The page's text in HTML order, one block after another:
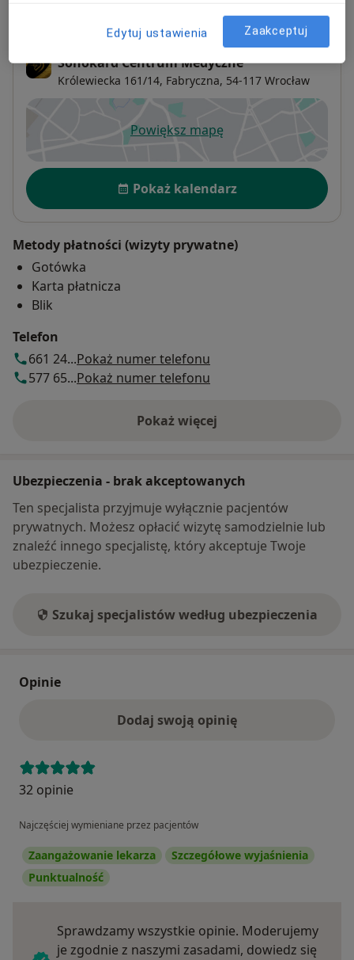
Sonokard Centrum Medyczne
Królewiecka 161/14, Fabryczna, 54-117 Wrocław
Powiększ mapęotwiera się w nowej karcie
Dostępność
Pokaż kalendarz
Metody płatności (wizyty prywatne)
Gotówka
Karta płatnicza
Blik
Telefon
661 24...Pokaż numer telefonu
577 65...Pokaż numer telefonu
Pokaż więcej
o adresie
Ubezpieczenia - brak akceptowanych
Ten specjalista przyjmuje wyłącznie pacjentów
prywatnych. Możesz opłacić wizytę samodzielnie lub
znaleźć innego specjalistę, który akceptuje Twoje
ubezpieczenie.
Szukaj specjalistów według ubezpieczenia
Opinie
Dodaj swoją opinię
32 opinie
Najczęściej wymieniane przez pacjentów
Zaangażowanie lekarza
Szczegółowe wyjaśnienia
Punktualność
Sprawdzamy wszystkie opinie. Moderujemy
je zgodnie z naszymi zasadami, dowiedz się
Edytuj ustawienia Zaakceptuj